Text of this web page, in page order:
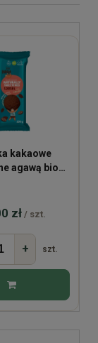
kakaowe
agawą bio
zł / szt.
+ szt.